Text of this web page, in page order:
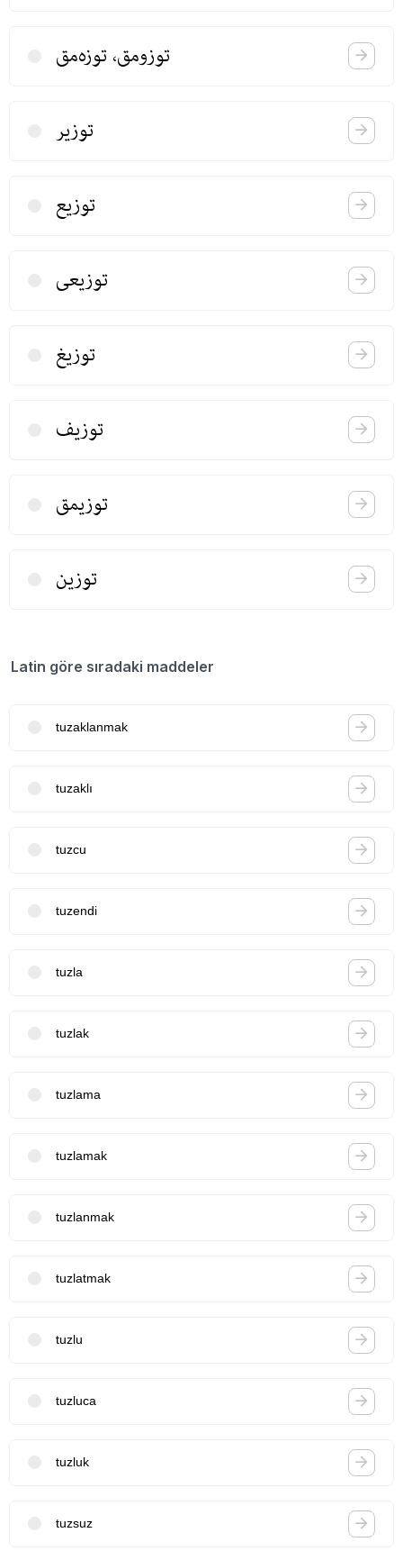
توزومق، توزه‌‌‌مق
توزیر
توزیع
توزیعی
توزیغ
توزیف
توزیمق
توزین
Latin göre sıradaki maddeler
tuzaklanmak
tuzaklı
tuzcu
tuzendi
tuzla
tuzlak
tuzlama
tuzlamak
tuzlanmak
tuzlatmak
tuzlu
tuzluca
tuzluk
tuzsuz